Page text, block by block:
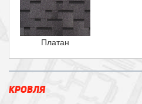
Платан
КРОВЛЯ